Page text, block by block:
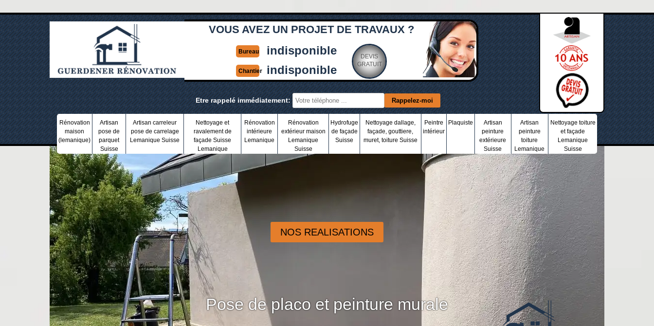
VOUS AVEZ UN PROJET DE TRAVAUX ?
Bureau indisponible
Chantier indisponible
DEVIS
GRATUIT
Etre rappelé immédiatement:
Rénovation
maison
(lemanique)
Artisan
pose de
parquet
Suisse
Artisan carreleur
pose de carrelage
Lemanique Suisse
Nettoyage et
ravalement de
façade Suisse
Lemanique
Rénovation
intérieure
Lemanique
Rénovation
extérieur maison
Lemanique
Suisse
Hydrofuge
de façade
Suisse
Nettoyage dallage,
façade, gouttiere,
muret, toiture Suisse
Peintre
intérieur
Plaquiste
Artisan
peinture
extérieure
Suisse
Artisan
peinture
toiture
Lemanique
Nettoyage toiture
et façade
Lemanique
Suisse
NOS REALISATIONS
Pose de placo et peinture murale